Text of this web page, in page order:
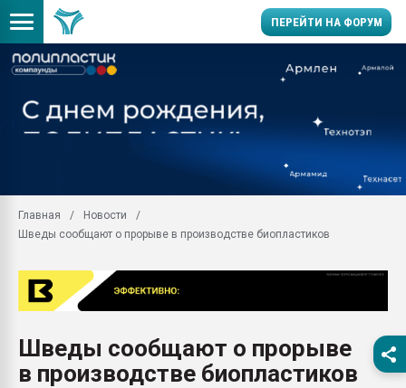
ПЕРЕЙТИ НА ФОРУМ
Вакуум-формовочные
ближайшее
28.07.2026
бутылок
Материал поверхности
вакуумного
Главная
Новости
Шведы сообщают о прорыве в производстве биопластиков
Шведы сообщают о прорыве
в производстве биопластиков